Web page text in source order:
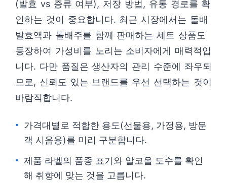
(발효 vs 증류 여부), 저장 방법, 유통 경로를 확
인하는 것이 중요합니다. 최근 시장에서는 돌배
발효액과 돌배주를 함께 판매하는 세트 상품도
등장하여 가성비를 노리는 소비자에게 매력적입
니다. 다만 품질은 생산자의 관리 수준에 좌우되
므로, 신뢰도 있는 브랜드를 우선 선택하는 것이
바람직합니다.
가격대별로 적합한 용도(선물용, 가정용, 방문
객 시음용)를 미리 구분합니다.
제품 라벨의 품종 표기와 알코올 도수를 확인
해 취향에 맞는 것을 고릅니다.